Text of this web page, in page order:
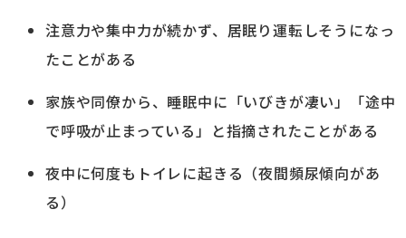
注意力や集中力が続かず、居眠り運転しそうになっ
たことがある
家族や同僚から、睡眠中に「いびきが凄い」「途中
で呼吸が止まっている」と指摘されたことがある
夜中に何度もトイレに起きる（夜間頻尿傾向があ
る）